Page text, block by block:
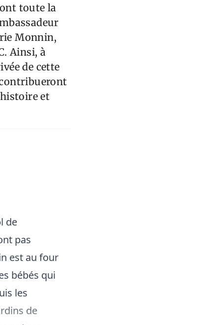
toute la
Monnin,
Ainsi, à
de cette
contribueront
et
de
pas
est au four
bébés qui
les
de